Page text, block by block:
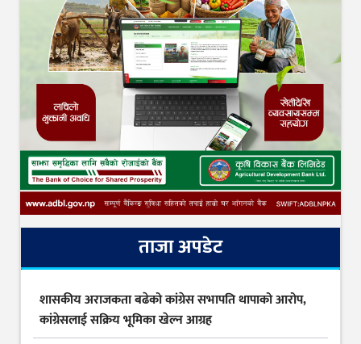
ताजा अपडेट
शासकीय अराजकता बढेको कांग्रेस सभापति थापाको आरोप,
कांग्रेसलाई सक्रिय भूमिका खेल्न आग्रह